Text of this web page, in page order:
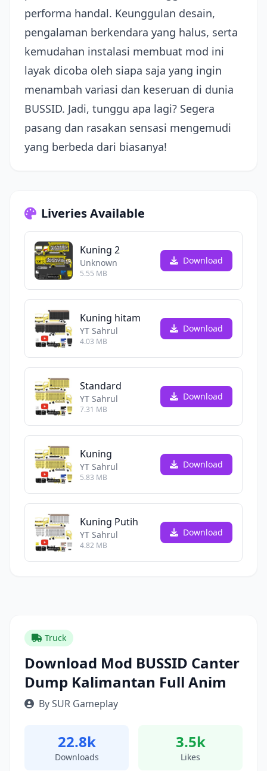
performa handal. Keunggulan desain,
pengalaman berkendara yang halus, serta
kemudahan instalasi membuat mod ini
layak dicoba oleh siapa saja yang ingin
menambah variasi dan keseruan di dunia
BUSSID. Jadi, tunggu apa lagi? Segera
pasang dan rasakan sensasi mengemudi
yang berbeda dari biasanya!
Liveries Available
Kuning 2
Unknown
5.55 MB
Download
Kuning hitam
YT Sahrul
4.03 MB
Download
Standard
YT Sahrul
7.31 MB
Download
Kuning
YT Sahrul
5.83 MB
Download
Kuning Putih
YT Sahrul
4.82 MB
Download
Truck
Download Mod BUSSID Canter
Dump Kalimantan Full Anim
By SUR Gameplay
22.8k
Downloads
3.5k
Likes